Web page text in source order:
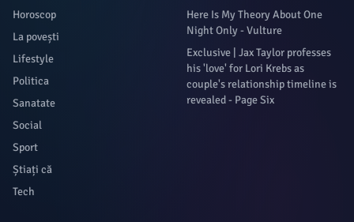
Horoscop
La povești
Lifestyle
Politica
Sanatate
Social
Sport
Știați că
Tech
Here Is My Theory About One
Night Only - Vulture
Exclusive | Jax Taylor professes
his 'love' for Lori Krebs as
couple's relationship timeline is
revealed - Page Six